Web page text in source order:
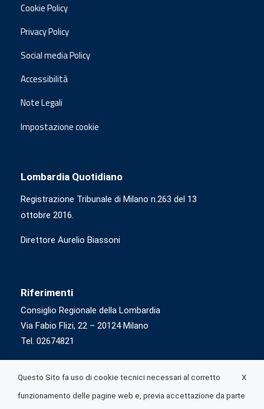
Cookie Policy
Privacy Policy
Social media Policy
Accessibilità
Note Legali
Impostazione cookie
Lombardia Quotidiano
Registrazione Tribunale di Milano n.263 del 13
ottobre 2016.
Direttore Aurelio Biassoni
Riferimenti
Consiglio Regionale della Lombardia
Via Fabio Flizi, 22 – 20124 Milano
Tel. 02674821
X
Questo Sito fa uso di cookie tecnici necessari al corretto
funzionamento delle pagine web e, previa accettazione da parte